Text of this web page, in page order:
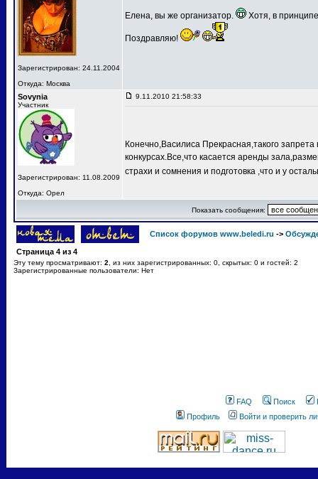
Зарегистрирован: 24.11.2004
Откуда: Москва
Елена, вы же организатор. Хотя, в
Поздравляю!
Sovynia
Участник
Зарегистрирован: 11.08.2009
Откуда: Орел
9.11.2010 21:58:33
Конечно,Василиса Прекрасная,такого
конкурсах.Все,что касается аренды
страхи и сомнения и подготовка ,что и у
Показать сообщения:
Список форумов www.beledi.ru ->
Страница 4 из 4
Эту тему просматривают: 2 , из них зарегистрированных: 0, скрытых: 0 и гостей: 2
Зарегистрированные пользователи: Нет
FAQ Поиск
Профиль
Войти и проверить